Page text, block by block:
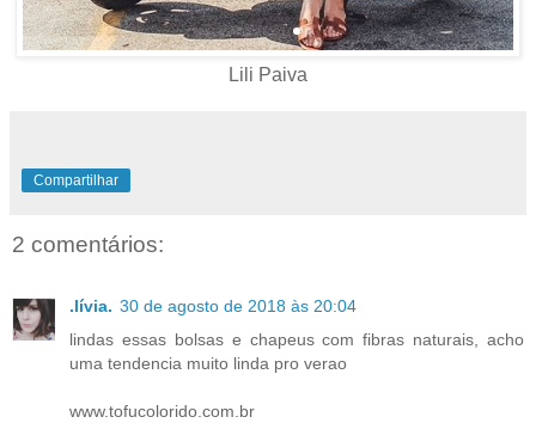
Lili Paiva
Compartilhar
2 comentários:
.lívia. 30 de agosto de 2018 às 20:04
lindas essas bolsas e chapeus com fibras naturais, acho
uma tendencia muito linda pro verao
www.tofucolorido.com.br